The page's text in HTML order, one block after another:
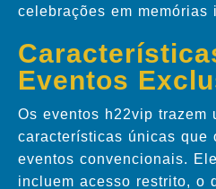
celebrações em memórias
Eventos
Os eventos h22vip trazem
características únicas que
eventos convencionais.
incluem acesso restrito, o